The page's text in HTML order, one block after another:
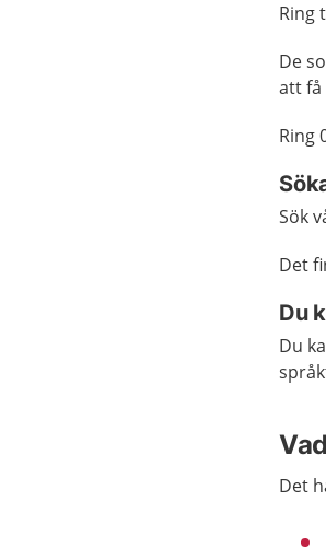
Ring
De
att få
Ring
Sök
Det
Du
Du
Det